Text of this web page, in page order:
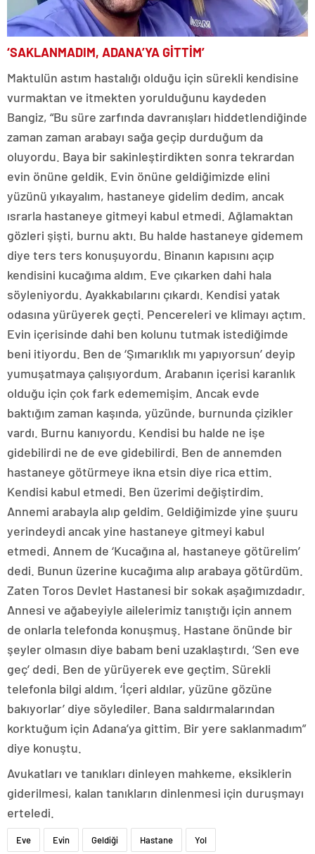
‘SAKLANMADIM, ADANA’YA GİTTİM’
Maktulün astım hastalığı olduğu için sürekli kendisine
vurmaktan ve itmekten yorulduğunu kaydeden
Bangiz, “Bu süre zarfında davranışları hiddetlendiğinde
zaman zaman arabayı sağa geçip durduğum da
oluyordu. Baya bir sakinleştirdikten sonra tekrardan
evin önüne geldik. Evin önüne geldiğimizde elini
yüzünü yıkayalım, hastaneye gidelim dedim, ancak
ısrarla hastaneye gitmeyi kabul etmedi. Ağlamaktan
gözleri şişti, burnu aktı. Bu halde hastaneye gidemem
diye ters ters konuşuyordu. Binanın kapısını açıp
kendisini kucağıma aldım. Eve çıkarken dahi hala
söyleniyordu. Ayakkabılarını çıkardı. Kendisi yatak
odasına yürüyerek geçti. Pencereleri ve klimayı açtım.
Evin içerisinde dahi ben kolunu tutmak istediğimde
beni itiyordu. Ben de ‘Şımarıklık mı yapıyorsun’ deyip
yumuşatmaya çalışıyordum. Arabanın içerisi karanlık
olduğu için çok fark edememişim. Ancak evde
baktığım zaman kaşında, yüzünde, burnunda çizikler
vardı. Burnu kanıyordu. Kendisi bu halde ne işe
gidebilirdi ne de eve gidebilirdi. Ben de annemden
hastaneye götürmeye ikna etsin diye rica ettim.
Kendisi kabul etmedi. Ben üzerimi değiştirdim.
Annemi arabayla alıp geldim. Geldiğimizde yine şuuru
yerindeydi ancak yine hastaneye gitmeyi kabul
etmedi. Annem de ‘Kucağına al, hastaneye götürelim’
dedi. Bunun üzerine kucağıma alıp arabaya götürdüm.
Zaten Toros Devlet Hastanesi bir sokak aşağımızdadır.
Annesi ve ağabeyiyle ailelerimiz tanıştığı için annem
de onlarla telefonda konuşmuş. Hastane önünde bir
şeyler olmasın diye babam beni uzaklaştırdı. ‘Sen eve
geç’ dedi. Ben de yürüyerek eve geçtim. Sürekli
telefonla bilgi aldım. ‘İçeri aldılar, yüzüne gözüne
bakıyorlar’ diye söylediler. Bana saldırmalarından
korktuğum için Adana’ya gittim. Bir yere saklanmadım”
diye konuştu.
Avukatları ve tanıkları dinleyen mahkeme, eksiklerin
giderilmesi, kalan tanıkların dinlenmesi için duruşmayı
erteledi.
Eve Evin Geldiği Hastane Yol